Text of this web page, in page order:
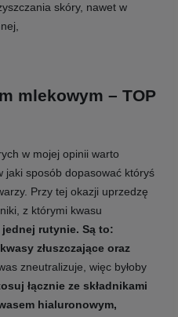
skóry, nawet w
mlekowym – TOP
w mojej opinii warto
jaki sposób dopasować któryś
Przy tej okazji uprzedzę
z którymi kwasu
jednej rutynie. Są to:
złuszczające oraz
zneutralizuje, więc byłoby
łącznie ze składnikami
hialuronowym,